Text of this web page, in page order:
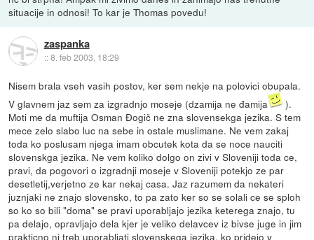
situacije in odnosi! To kar je Thomas povedu!
zaspanka
::8. feb 2003, 18:29
Nisem brala vseh vasih postov, ker sem nekje na polovici obupala.
V glavnem jaz sem za izgradnjo moseje (dzamija ne đamija
).
Moti me da muftija Osman Đogič ne zna slovensekga jezika. S tem
mece zelo slabo luc na sebe in ostale muslimane. Ne vem zakaj
toda ko poslusam njega imam obcutek kota da se noce nauciti
slovenskga jezika. Ne vem koliko dolgo on zivi v Sloveniji toda ce,
pravi, da pogovori o izgradnji moseje v Sloveniji potekjo ze par
desetletij,verjetno ze kar nekaj casa. Jaz razumem da nekateri
juznjaki ne znajo slovensko, to pa zato ker so se solali ce se sploh
so ko so bili "doma" se pravi uporabljajo jezika keterega znajo, tu
pa delajo, opravljajo dela kjer je veliko delavcev iz bivse juge in jim
prakticno ni treb uporabljati slovenskega jezika, ko pridejo v